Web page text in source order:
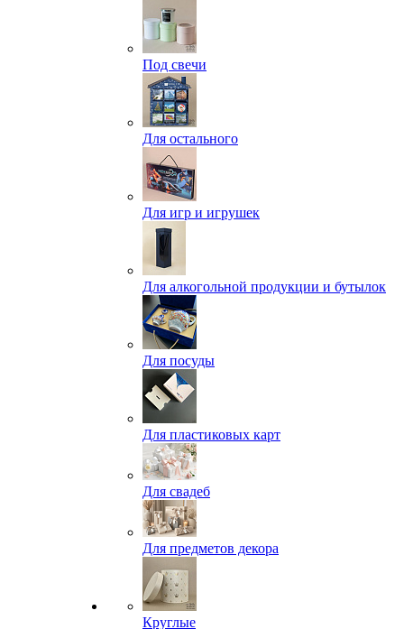
Под свечи
Для остального
Для игр и игрушек
Для алкогольной продукции и бутылок
Для посуды
Для пластиковых карт
Для свадеб
Для предметов декора
Круглые